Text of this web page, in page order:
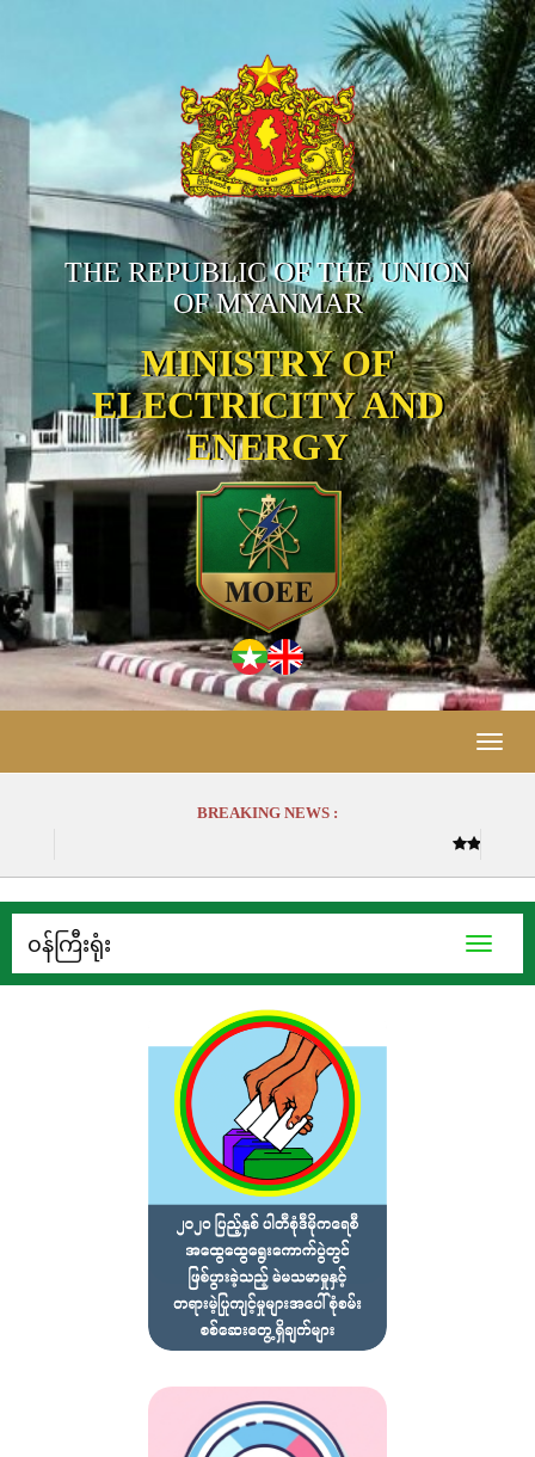
THE REPUBLIC OF THE UNION
OF MYANMAR
MINISTRY OF
ELECTRICITY AND
ENERGY
Toggle
BREAKING NEWS :
(၈.၈.၂၀၂၆) ရက်န
Toggle
၀န်ကြီးရုံး